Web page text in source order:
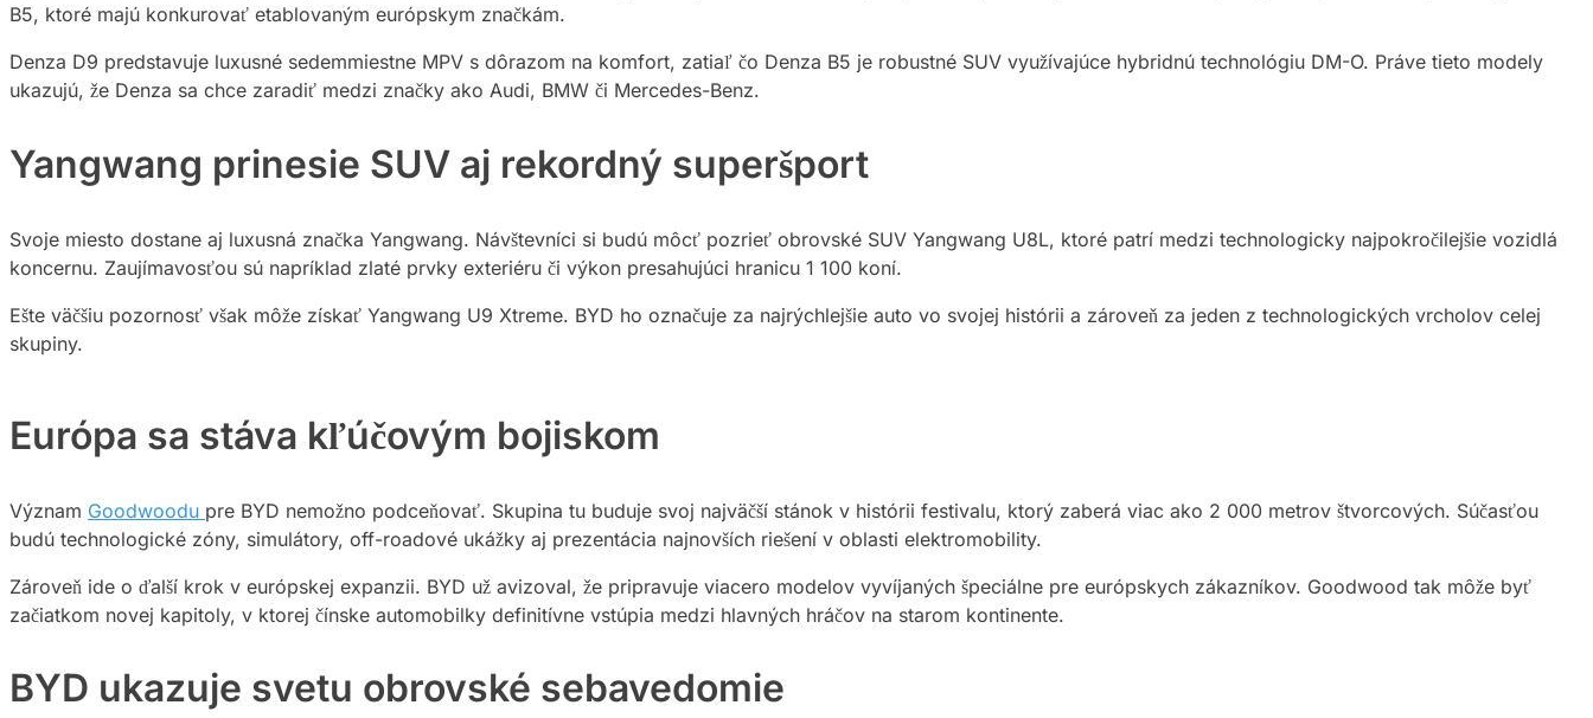
B5, ktoré majú konkurovať etablovaným európskym značkám.
Denza D9 predstavuje luxusné sedemmiestne MPV s dôrazom na komfort, zatiaľ čo Denza B5 je robustné SUV využívajúce hybridnú technológiu DM-O. Práve tieto modely
ukazujú, že Denza sa chce zaradiť medzi značky ako Audi, BMW či Mercedes-Benz.
Yangwang prinesie SUV aj rekordný superšport
Svoje miesto dostane aj luxusná značka Yangwang. Návštevníci si budú môcť pozrieť obrovské SUV Yangwang U8L, ktoré patrí medzi technologicky najpokročilejšie vozidlá
koncernu. Zaujímavosťou sú napríklad zlaté prvky exteriéru či výkon presahujúci hranicu 1 100 koní.
Ešte väčšiu pozornosť však môže získať Yangwang U9 Xtreme. BYD ho označuje za najrýchlejšie auto vo svojej histórii a zároveň za jeden z technologických vrcholov celej
skupiny.
Európa sa stáva kľúčovým bojiskom
Význam Goodwoodu pre BYD nemožno podceňovať. Skupina tu buduje svoj najväčší stánok v histórii festivalu, ktorý zaberá viac ako 2 000 metrov štvorcových. Súčasťou
budú technologické zóny, simulátory, off-roadové ukážky aj prezentácia najnovších riešení v oblasti elektromobility.
Zároveň ide o ďalší krok v európskej expanzii. BYD už avizoval, že pripravuje viacero modelov vyvíjaných špeciálne pre európskych zákazníkov. Goodwood tak môže byť
začiatkom novej kapitoly, v ktorej čínske automobilky definitívne vstúpia medzi hlavných hráčov na starom kontinente.
BYD ukazuje svetu obrovské sebavedomie